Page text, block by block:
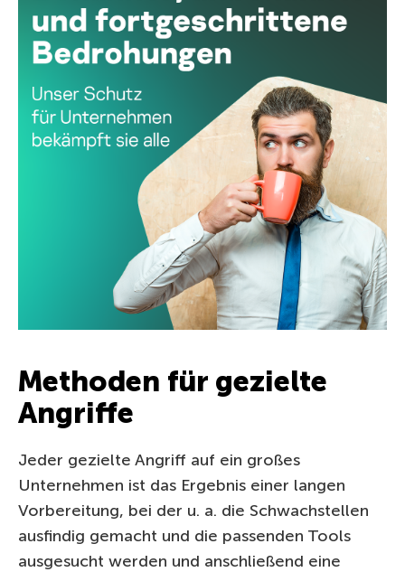
Methoden für gezielte
Angriffe
Jeder gezielte Angriff auf ein großes
Unternehmen ist das Ergebnis einer langen
Vorbereitung, bei der u. a. die Schwachstellen
ausfindig gemacht und die passenden Tools
ausgesucht werden und anschließend eine